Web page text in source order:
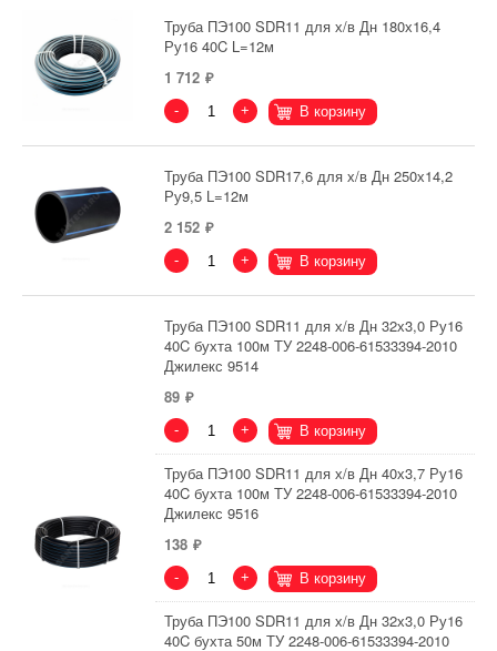
Труба ПЭ100 SDR11 для х/в Дн 180х16,4
Ру16 40C L=12м
1 712
- + В корзину
Труба ПЭ100 SDR17,6 для х/в Дн 250х14,2
Ру9,5 L=12м
2 152
- + В корзину
Труба ПЭ100 SDR11 для х/в Дн 32х3,0 Ру16
40C бухта 100м ТУ 2248-006-61533394-2010
Джилекс 9514
89
- + В корзину
Труба ПЭ100 SDR11 для х/в Дн 40х3,7 Ру16
40C бухта 100м ТУ 2248-006-61533394-2010
Джилекс 9516
138
- + В корзину
Труба ПЭ100 SDR11 для х/в Дн 32х3,0 Ру16
40C бухта 50м ТУ 2248-006-61533394-2010